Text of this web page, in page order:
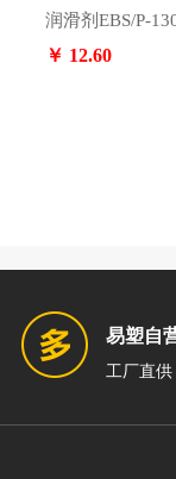
￥ 12.60
易塑自
工厂直供